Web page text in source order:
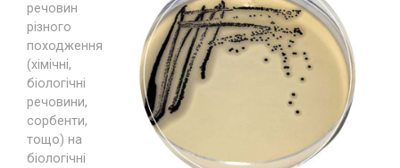
речовин
різного
походження
(хімічні,
біологічні
речовини,
сорбенти,
тощо) на
біологічні